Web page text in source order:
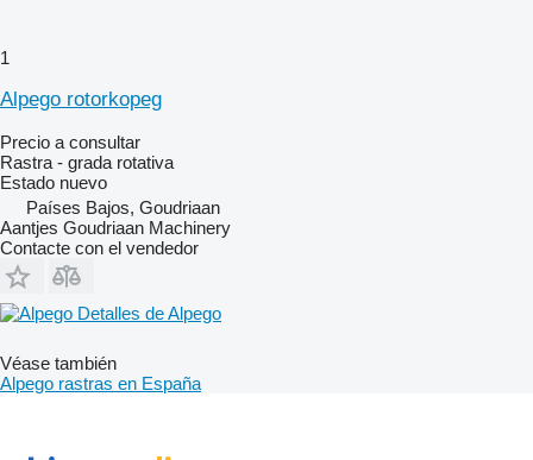
1
Alpego rotorkopeg
Precio a consultar
Rastra - grada rotativa
Estado nuevo
Países Bajos, Goudriaan
Aantjes Goudriaan Machinery
Contacte con el vendedor
Detalles de Alpego
Véase también
Alpego rastras en España